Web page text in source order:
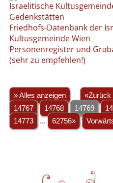
Israelitische
Gedenkstätten
Friedhofs-Datenbank der
Kultusgemeinde Wien
Personenregister und
(sehr zu empfehlen!)
» Alles anzeigen «Zurück
14767
14768 14769
14773
... 62756»